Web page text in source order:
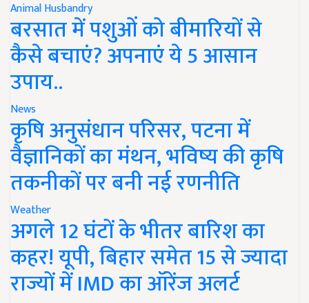
Animal Husbandry
बरसात में पशुओं को बीमारियों से
कैसे बचाएं? अपनाएं ये 5 आसान
उपाय..
News
कृषि अनुसंधान परिसर, पटना में
वैज्ञानिकों का मंथन, भविष्य की कृषि
तकनीकों पर बनी नई रणनीति
Weather
अगले 12 घंटों के भीतर बारिश का
कहर! यूपी, बिहार समेत 15 से ज्यादा
राज्यों में IMD का ऑरेंज अलर्ट